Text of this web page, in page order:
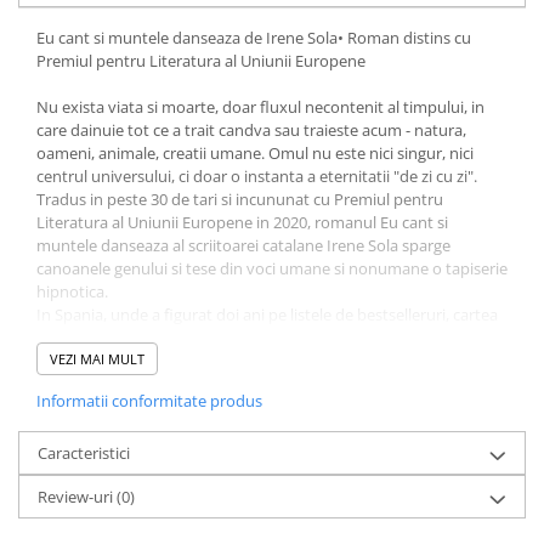
Diete si alimentatie sanatoasa
Fitness si frumusete
Diverse
Feng Shui
Medicina alternativa
Sa nu razi :((
Drept
Legislatie
Actiune si Aventura
Actiune,aventura
Clasici
Crime, Thriller, Mistery
Fantasy
Istorica
Eu cant si muntele danseaza de Irene Sola• Roman distins cu
Premiul pentru Literatura al Uniunii Europene
Nu exista viata si moarte, doar fluxul necontenit al timpului, in
care dainuie tot ce a trait candva sau traieste acum - natura,
oameni, animale, creatii umane. Omul nu este nici singur, nici
centrul universului, ci doar o instanta a eternitatii "de zi cu zi".
Tradus in peste 30 de tari si incununat cu Premiul pentru
Literatura al Uniunii Europene in 2020, romanul Eu cant si
muntele danseaza al scriitoarei catalane Irene Sola sparge
canoanele genului si tese din voci umane si nonumane o tapiserie
hipnotica.
a primit, in 2019, mai multe premii, printre care: Premi Llibres
Anagrama de Novel.la, Premi Omnium a la Mejor Novela del Ano,
Book Critics Circle - the Greg Barrios Book in Translation Prize si la
Oxford-Weidenfeld Translation Prize in 2022 • Kirkus Best Book
2022 si The Guardian Best Fiction of 2022.
VEZI MAI MULT
Informatii conformitate produs
Caracteristici
Review-uri(0)